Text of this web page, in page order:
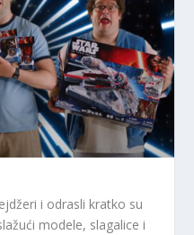
i odrasli kratko su
modele, slagalice i